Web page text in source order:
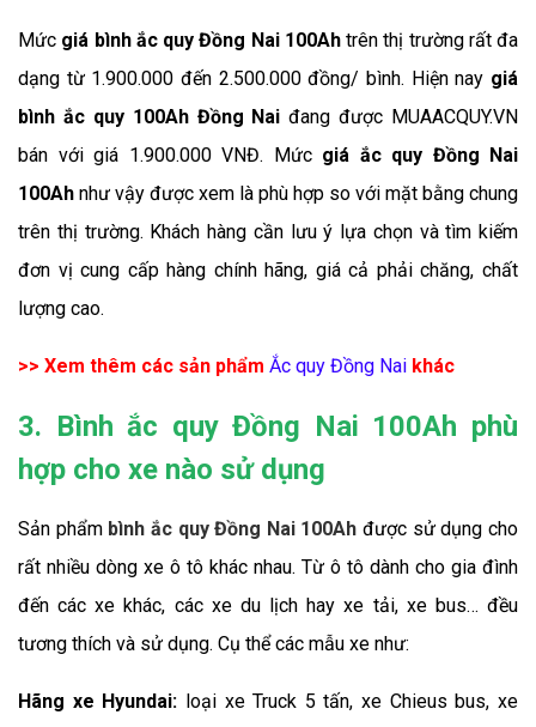
Mức giá bình ắc quy Đồng Nai 100Ah trên thị trường rất đa
dạng từ 1.900.000 đến 2.500.000 đồng/ bình. Hiện nay giá
bình ắc quy 100Ah Đồng Nai đang được MUAACQUY.VN
bán với giá 1.900.000 VNĐ. Mức giá ắc quy Đồng Nai
100Ah như vậy được xem là phù hợp so với mặt bằng chung
trên thị trường. Khách hàng cần lưu ý lựa chọn và tìm kiếm
đơn vị cung cấp hàng chính hãng, giá cả phải chăng, chất
lượng cao.
>> Xem thêm các sản phẩm Ắc quy Đồng Nai khác
3. Bình ắc quy Đồng Nai 100Ah phù
hợp cho xe nào sử dụng
Sản phẩm bình ắc quy Đồng Nai 100Ah được sử dụng cho
rất nhiều dòng xe ô tô khác nhau. Từ ô tô dành cho gia đình
đến các xe khác, các xe du lịch hay xe tải, xe bus… đều
tương thích và sử dụng. Cụ thể các mẫu xe như:
Hãng xe Hyundai: loại xe Truck 5 tấn, xe Chieus bus, xe